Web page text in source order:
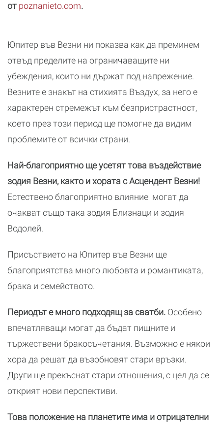
от poznanieto.com.
Юпитер във Везни ни показва как да преминем
отвъд пределите на ограничаващите ни
убеждения, които ни държат под напрежение.
Везните е знакът на стихията Въздух, за него е
характерен стремежът към безпристрастност,
което през този период ще помогне да видим
проблемите от всички страни.
Най-благоприятно ще усетят това въздействие
зодия Везни, както и хората с Асцендент Везни!
Естествено благоприятно влияние могат да
очакват също така зодия Близнаци и зодия
Водолей.
Присъствието на Юпитер във Везни ще
благоприятства много любовта и романтиката,
брака и семейството.
Периодът е много подходящ за сватби. Особено
впечатляващи могат да бъдат пищните и
тържествени бракосъчетания. Възможно е някои
хора да решат да възобновят стари връзки.
Други ще прекъснат стари отношения, с цел да се
открият нови перспективи.
Това положение на планетите има и отрицателни